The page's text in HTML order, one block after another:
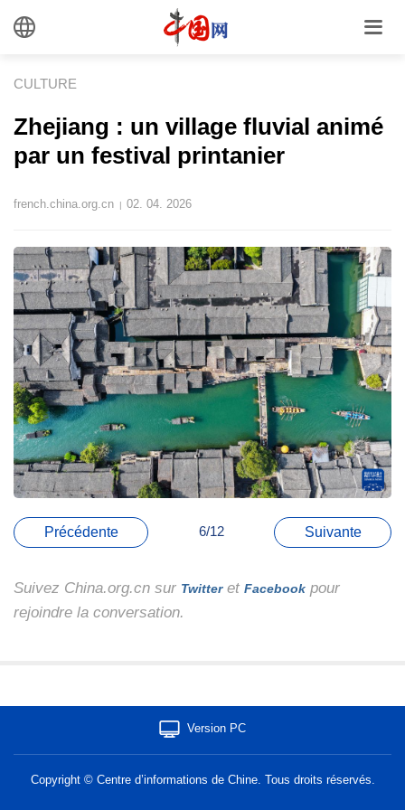
CULTURE
Zhejiang : un village fluvial animé
par un festival printanier
french.china.org.cn | 02. 04. 2026
Précédente 6/12 Suivante
Suivez China.org.cn sur Twitteret Facebook pour
rejoindre la conversation.
Version PC
Copyright © Centre d’informations de Chine. Tous droits réservés.